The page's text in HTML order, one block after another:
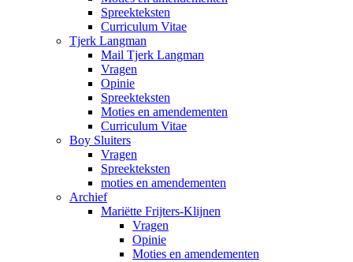
Spreekteksten
Curriculum Vitae
Tjerk Langman
Mail Tjerk Langman
Vragen
Opinie
Spreekteksten
Moties en amendementen
Curriculum Vitae
Boy Sluiters
Vragen
Spreekteksten
moties en amendementen
Archief
Mariëtte Frijters-Klijnen
Vragen
Opinie
Moties en amendementen